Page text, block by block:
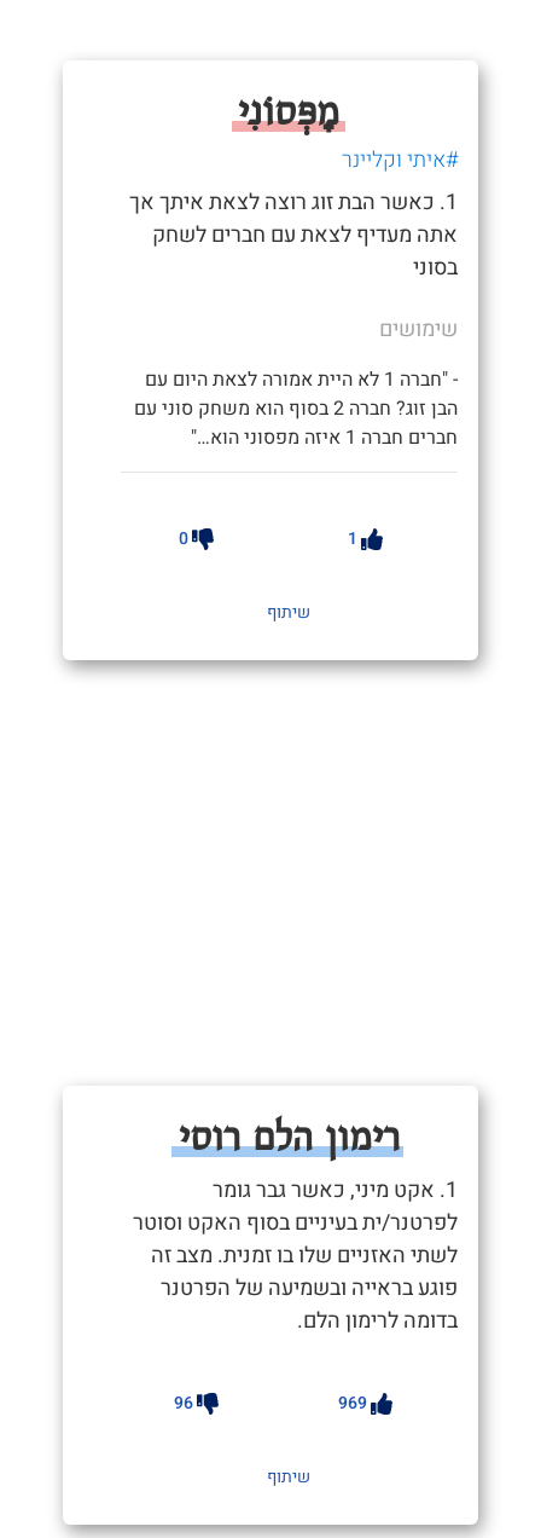
מָפְּסוֹנִי
#איתי וקליינר
1. כאשר הבת זוג רוצה לצאת איתך אך
אתה מעדיף לצאת עם חברים לשחק
בסוני
שימושים
- "חברה 1 לא היית אמורה לצאת היום עם
הבן זוג? חברה 2 בסוף הוא משחק סוני עם
חברים חברה 1 איזה מפסוני הוא…"
1
0
שיתוף
רימון הלם רוסי
1. אקט מיני, כאשר גבר גומר
לפרטנר/ית בעיניים בסוף האקט וסוטר
לשתי האזניים שלו בו זמנית. מצב זה
פוגע בראייה ובשמיעה של הפרטנר
בדומה לרימון הלם.
969
96
שיתוף